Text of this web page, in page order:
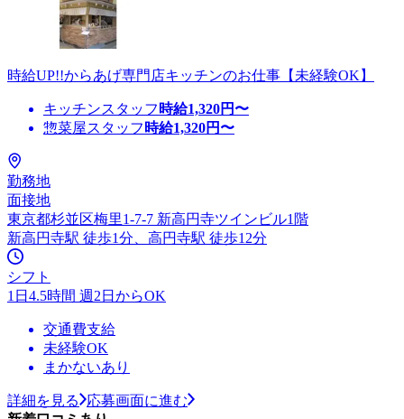
時給UP!!からあげ専門店キッチンのお仕事【未経験OK】
キッチンスタッフ 時給1,320円〜
惣菜屋スタッフ 時給1,320円〜
勤務地
面接地
東京都杉並区梅里1-7-7 新高円寺ツインビル1階
新高円寺駅 徒歩1分、高円寺駅 徒歩12分
シフト
1日4.5時間 週2日からOK
交通費支給
未経験OK
まかないあり
詳細を見る
応募画面に進む